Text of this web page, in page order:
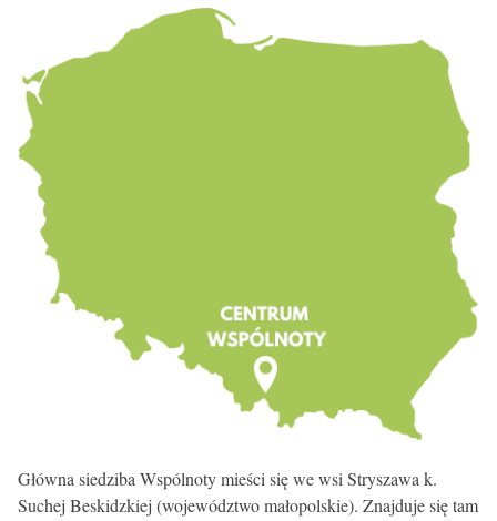
KONTAKT
Główna siedziba Wspólnoty mieści się we wsi Stryszawa k.
Suchej Beskidzkiej (województwo małopolskie). Znajduje się tam